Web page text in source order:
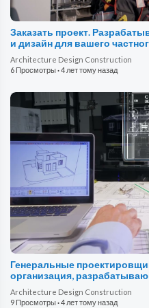
Заказать проект.
и дизайн для вашего
Architecture Design Construction
6 Просмотры·4 лет тому назад
Генеральные
организация,
документацию.
Architecture Design Construction
9 Просмотры·4 лет тому назад